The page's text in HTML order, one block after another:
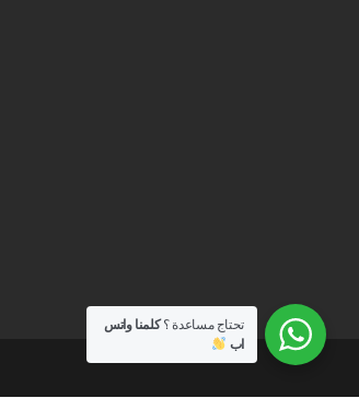
تحتاج مساعدة ؟كلمنا واتس
اب